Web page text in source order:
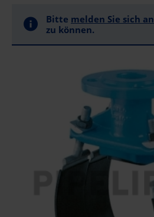
Bitte melden Sie sich an
zu können.